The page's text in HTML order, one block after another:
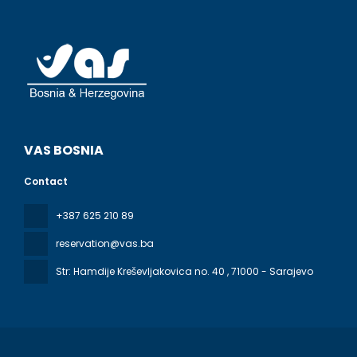
trouverez sur place un bar / salon. Un petit déjeuner
buffet gratuit est servi tous les jours de 07 h 30 à 10 h 30.
Les équipements et services proposés incluent un service
VAS BOSNIA
Contact
+387 625 210 89
reservation@vas.ba
Str: Hamdije Kreševljakovica no. 40 , 71000 - Sarajevo